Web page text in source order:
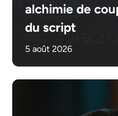
alchimie de
du script
5 août 2026